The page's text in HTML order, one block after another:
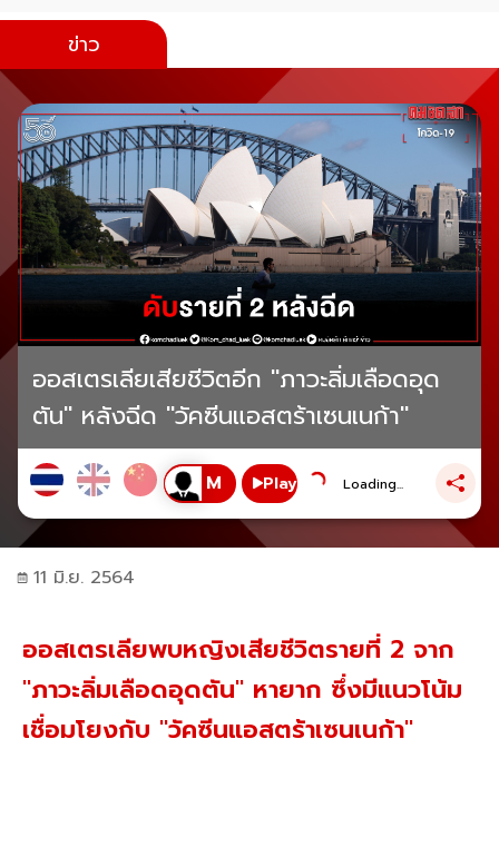
ข่าว
ออสเตรเลียเสียชีวิตอีก "ภาวะลิ่มเลือดอุด
ตัน" หลังฉีด "วัคซีนแอสตร้าเซนเนก้า"
Play Loading...
11 มิ.ย. 2564
ออสเตรเลียพบหญิงเสียชีวิตรายที่ 2 จาก
"ภาวะลิ่มเลือดอุดตัน" หายาก ซึ่งมีแนวโน้ม
เชื่อมโยงกับ "วัคซีนแอสตร้าเซนเนก้า"